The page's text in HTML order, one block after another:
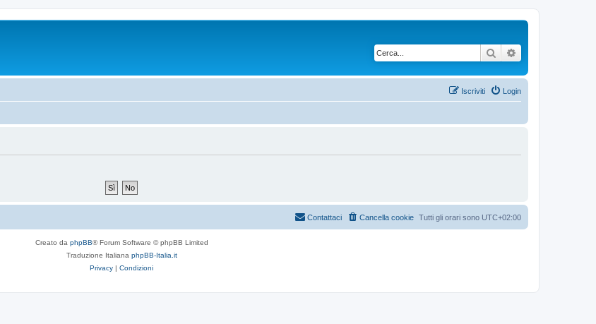
Cerca
Login
Iscriviti
Tutti gli orari sono UTC+02:00
Cancella cookie
Contattaci
Creato da phpBB® Forum Software © phpBB Limited
Traduzione Italiana phpBB-Italia.it
Privacy | Condizioni